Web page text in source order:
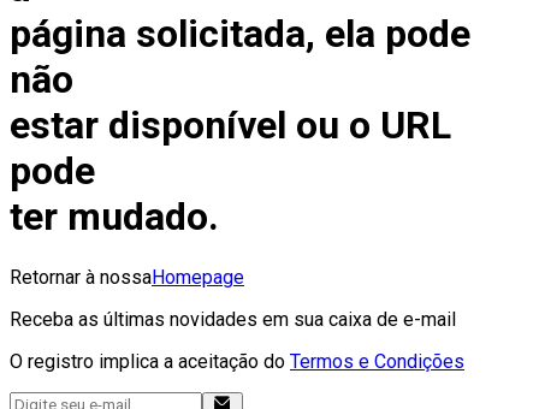
página solicitada, ela pode
não
estar disponível ou o URL
pode
ter mudado.
Retornar à nossaHomepage
Receba as últimas novidades em sua caixa de e-mail
O registro implica a aceitação do Termos e Condições